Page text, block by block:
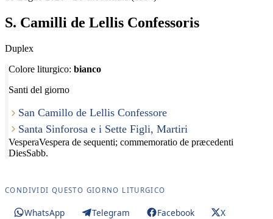
S. Camilli de Lellis Confessoris
Duplex
Colore liturgico: bianco
Santi del giorno
San Camillo de Lellis Confessore
Santa Sinforosa e i Sette Figli, Martiri
VesperaVespera de sequenti; commemoratio de præcedenti
DiesSabb.
CONDIVIDI QUESTO GIORNO LITURGICO
WhatsApp Telegram Facebook
X